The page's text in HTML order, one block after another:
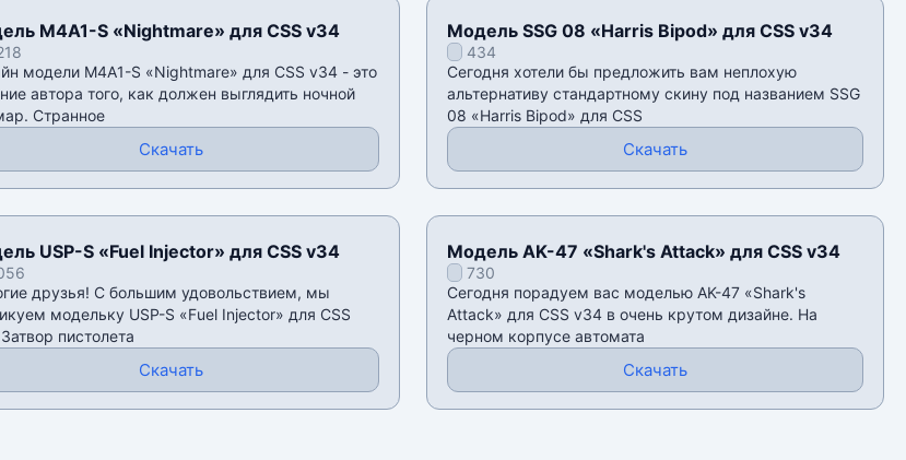
M4A1-S «Nightmare» для CSS v34
модели M4A1-S «Nightmare» для CSS v34 - это
автора того, как должен выглядить ночной
Странное
Скачать
Модель SSG 08 «Harris Bipod» для CSS v34
434
Сегодня хотели бы предложить вам неплохую
альтернативу стандартному скину под названием SSG
08 «Harris Bipod» для CSS
Скачать
USP-S «Fuel Injector» для CSS v34
друзья! С большим удовольствием, мы
модельку USP-S «Fuel Injector» для CSS
пистолета
Скачать
Модель AK-47 «Shark's Attack» для CSS v34
730
Сегодня порадуем вас моделью AK-47 «Shark's
Attack» для CSS v34 в очень крутом дизайне. На
черном корпусе автомата
Скачать